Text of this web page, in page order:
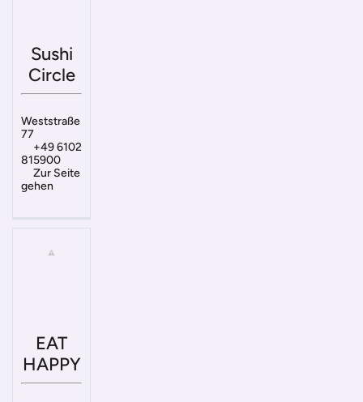
Sushi
Circle
Weststraße
77
+49 6102
815900
Zur Seite
gehen
EAT
HAPPY